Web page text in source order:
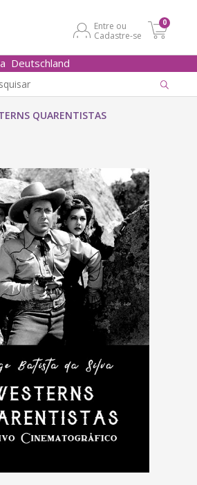
Entre ou
Cadastre-se
0
Deutschland
QUARENTISTAS